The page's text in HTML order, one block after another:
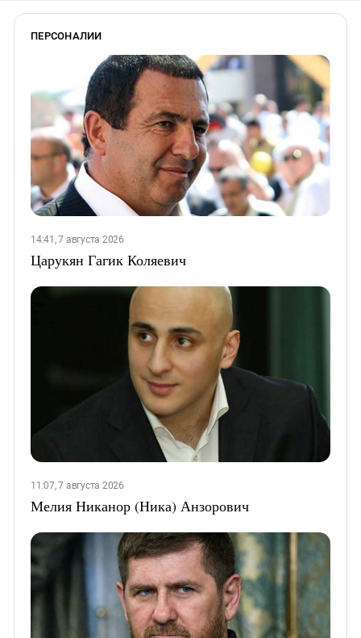
ПЕРСОНАЛИИ
14:41, 7 августа 2026
Царукян Гагик Коляевич
11:07, 7 августа 2026
Мелия Никанор (Ника) Анзорович